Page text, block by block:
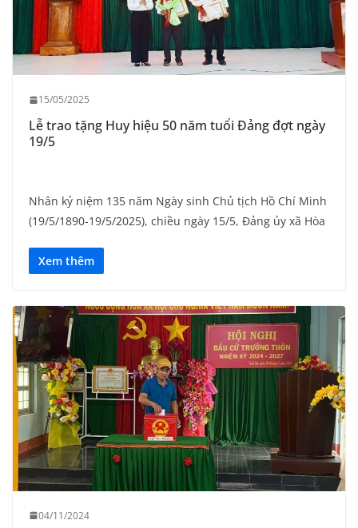
15/05/2025
Lễ trao tặng Huy hiệu 50 năm tuổi Đảng đợt ngày
19/5
Nhân kỷ niệm 135 năm Ngày sinh Chủ tịch Hồ Chí Minh
(19/5/1890-19/5/2025), chiều ngày 15/5, Đảng ủy xã Hòa
Xem thêm
04/11/2024